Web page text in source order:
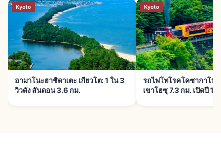
Kyoto
อามาโนะฮาชิดาเตะ เกียวโต: 1 ใน 3
วิวดัง สันดอน 3.6 กม.
Kyoto
รถไฟโทโรคโคซากาโนะ
เขาโฮซุ 7.3 กม. เปิดปี